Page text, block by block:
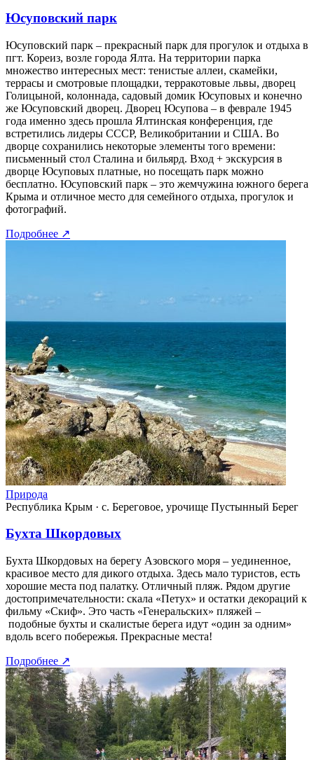
Юсуповский парк
Юсуповский парк – прекрасный парк для прогулок и отдыха в
пгт. Кореиз, возле города Ялта. На территории парка
множество интересных мест: тенистые аллеи, скамейки,
террасы и смотровые площадки, терракотовые львы, дворец
Голицыной, колоннада, садовый домик Юсуповых и конечно
же Юсуповский дворец. Дворец Юсупова – в феврале 1945
года именно здесь прошла Ялтинская конференция, где
встретились лидеры СССР, Великобритании и США. Во
дворце сохранились некоторые элементы того времени:
письменный стол Сталина и бильярд. Вход + экскурсия в
дворце Юсуповых платные, но посещать парк можно
бесплатно. Юсуповский парк – это жемчужина южного берега
Крыма и отличное место для семейного отдыха, прогулок и
фотографий.
Подробнее ↗
Природа
Республика Крым · с. Береговое, урочище Пустынный Берег
Бухта Шкордовых
Бухта Шкордовых на берегу Азовского моря – уединенное,
красивое место для дикого отдыха. Здесь мало туристов, есть
хорошие места под палатку. Отличный пляж. Рядом другие
достопримечательности: скала «Петух» и остатки декораций к
фильму «Скиф». Это часть «Генеральских» пляжей –
подобные бухты и скалистые берега идут «один за одним»
вдоль всего побережья. Прекрасные места!
Подробнее ↗